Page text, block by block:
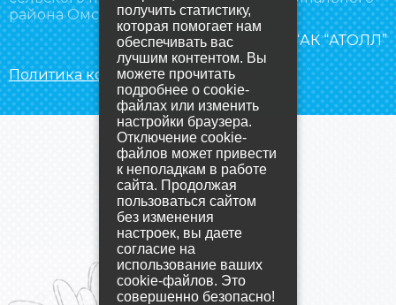
района Омской области
Создание сайта
– “АК “АТОЛЛ”
Политика конфиденциальности
получить статистику,
которая помогает нам
обеспечивать вас
лучшим контентом. Вы
можете прочитать
подробнее о cookie-
файлах или изменить
настройки браузера.
Отключение cookie-
файлов может привести
к неполадкам в работе
сайта. Продолжая
пользоваться сайтом
без изменения
настроек, вы даете
согласие на
использование ваших
cookie-файлов. Это
совершенно безопасно!